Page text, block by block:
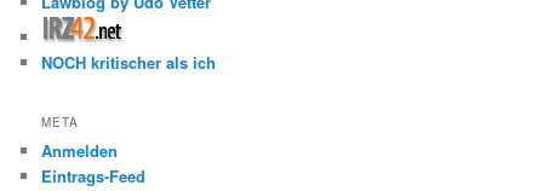
NOCH kritischer als ich
META
Anmelden
Eintrags-Feed